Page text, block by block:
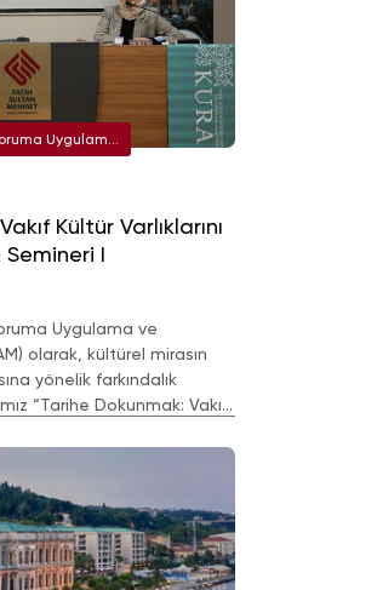
Uygulama
Kültür Varlıklarını
Semineri I
Uygulama ve
olarak, kültürel mirasın
yönelik farkındalık
“Tarihe Dokunmak: Vakıf